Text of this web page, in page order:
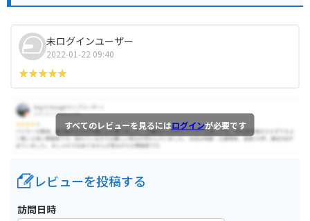
未ログインユーザー
2022-01-22 09:40
すべてのレビューを見るにはログインが必要です
レビューを投稿する
訪問日時